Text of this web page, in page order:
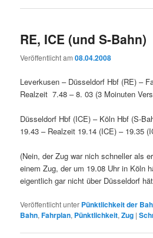
RE, ICE (und S-Bahn)
Veröffentlicht am08.04.2008
Leverkusen – Düsseldorf Hbf (RE) –
Realzeit 7.48 – 8. 03 (3 Moinuten
Düsseldorf Hbf (ICE) – Köln Hbf (S-
19.43 – Realzeit 19.14 (ICE) – 19.35
(Nein, der Zug war nich schneller als
einem Zug, der um 19.08 Uhr in Köln
eigentlich gar nicht über Düsseldorf
Veröffentlicht unter Pünktlichkeit der
Bahn,Fahrplan, Pünktlichkeit,Zug |